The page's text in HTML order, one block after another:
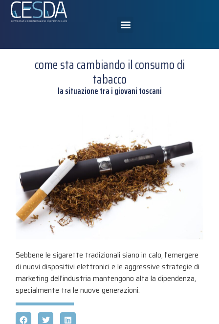
come sta cambiando il consumo di
tabacco
la situazione tra i giovani toscani
Sebbene le sigarette tradizionali siano in calo, l'emergere
di nuovi dispositivi elettronici e le aggressive strategie di
marketing dell'industria mantengono alta la dipendenza,
specialmente tra le nuove generazioni.